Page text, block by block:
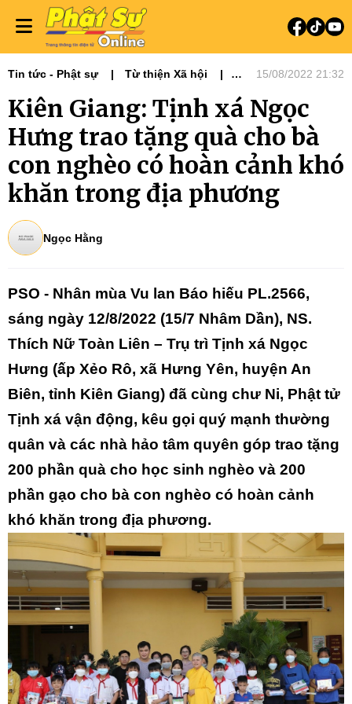
Tin tức - Phật sự
Từ thiện Xã hội
15/08/2022 21:32
Kiên Giang: Tịnh xá Ngọc
Hưng trao tặng quà cho bà
con nghèo có hoàn cảnh khó
khăn trong địa phương
Ngọc Hằng
PSO - Nhân mùa Vu lan Báo hiếu PL.2566,
sáng ngày 12/8/2022 (15/7 Nhâm Dần), NS.
Thích Nữ Toàn Liên – Trụ trì Tịnh xá Ngọc
Hưng (ấp Xẻo Rô, xã Hưng Yên, huyện An
Biên, tỉnh Kiên Giang) đã cùng chư Ni, Phật tử
Tịnh xá vận động, kêu gọi quý mạnh thường
quân và các nhà hảo tâm quyên góp trao tặng
200 phần quà cho học sinh nghèo và 200
phần gạo cho bà con nghèo có hoàn cảnh
khó khăn trong địa phương.